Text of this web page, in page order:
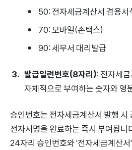
50: 전자세금계산서 겸용서
70: 모바일(손택스)
90: 세무서 대리발급
발급일련번호(8자리): 전자세
자체적으로 부여하는 숫자와 영
승인번호는 전자세금계산서 발행 시
전자서명을 완료하는 즉시 부여됩니
24자리 승인번호와 '전자세금계산